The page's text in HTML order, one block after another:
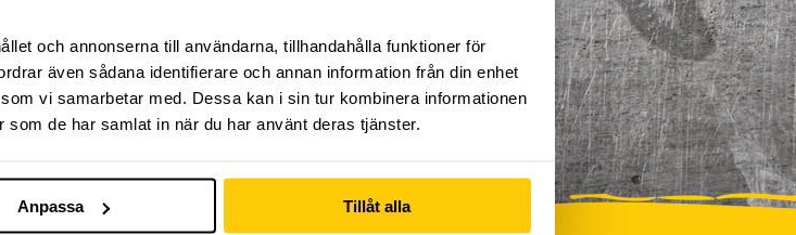
och annonserna till användarna, tillhandahålla funktioner för
även sådana identifierare och annan information från din enhet
vi samarbetar med. Dessa kan i sin tur kombinera informationen
de har samlat in när du har använt deras tjänster.
Anpassa Tillåt alla
tillbaka senare!